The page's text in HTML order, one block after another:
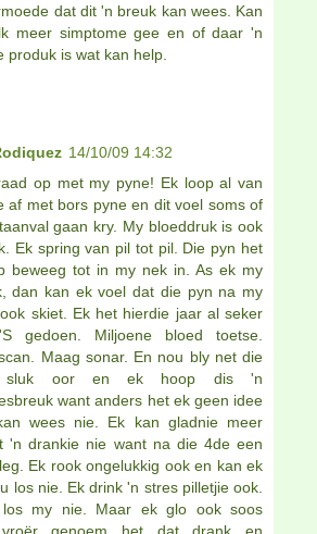
dat dit 'n breuk kan wees. Kan
meer simptome gee en of daar 'n
produk is wat kan help.
14/10/09 14:32
op met my pyne! Ek loop al van
af met bors pyne en dit voel soms of
gaan kry. My bloeddruk is ook
Ek spring van pil tot pil. Die pyn het
beweeg tot in my nek in. As ek my
dan kan ek voel dat die pyn na my
skiet. Ek het hierdie jaar al seker
gedoen. Miljoene bloed toetse.
Maag sonar. En nou bly net die
sluk oor en ek hoop dis 'n
want anders het ek geen idee
wees nie. Ek kan gladnie meer
'n drankie nie want na die 4de een
Ek rook ongelukkig ook en kan ek
los nie. Ek drink 'n stres pilletjie ook.
my nie. Maar ek glo ook soos
vroër genoem het dat drank en